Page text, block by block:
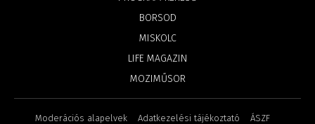
BORSOD
MISKOLC
LIFE MAGAZIN
MOZIMŰSOR
Moderációs alapelvek Adatkezelési tájékoztató ÁSZF